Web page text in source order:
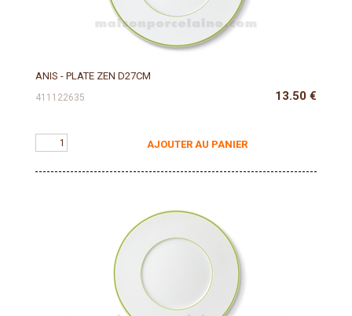
ANIS - PLATE ZEN D27CM
411122635 13.50 €
AJOUTER AU PANIER